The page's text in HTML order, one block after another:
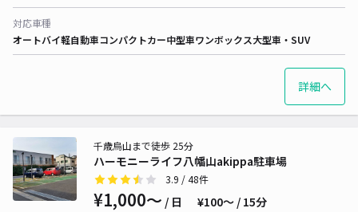
対応車種
オートバイ軽自動車コンパクトカー中型車ワンボックス大型車・SUV
詳細へ
ハーモニーライフ八幡山akippa駐車場
千歳烏山まで徒歩 25分
3.9 / 48件
¥1,000〜 / 日 ¥100〜 / 15分